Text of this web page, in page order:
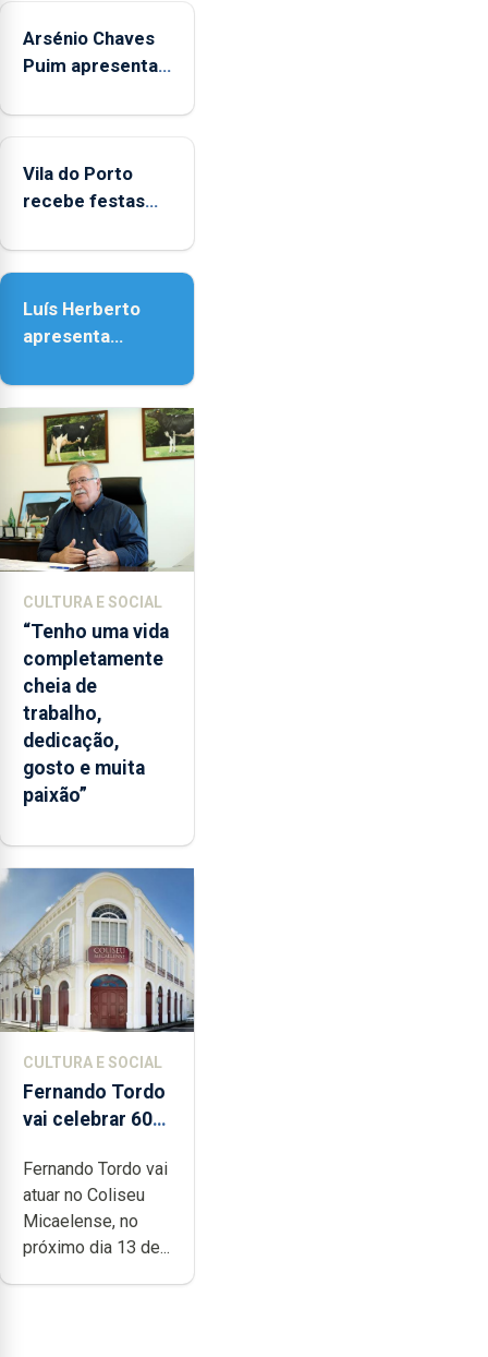
Arsénio Chaves
Puim apresenta
Biblioteca de Vila
Vila do Porto
recebe festas
Nossa Senhora
Luís Herberto
apresenta
Paisagem’
CULTURA E SOCIAL
“Tenho uma vida
completamente
cheia de
trabalho,
dedicação,
gosto e muita
paixão”
CULTURA E SOCIAL
Fernando Tordo
vai celebrar 60
no Coliseu
Micaelense
Fernando Tordo vai
atuar no Coliseu
Micaelense, no
próximo dia 13 de...